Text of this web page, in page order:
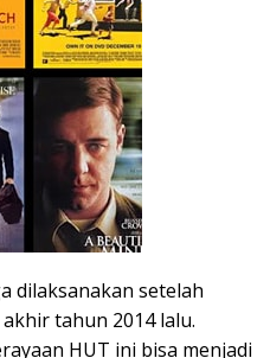
dilaksanakan setelah
akhir tahun 2014 lalu.
HUT ini bisa menjadi